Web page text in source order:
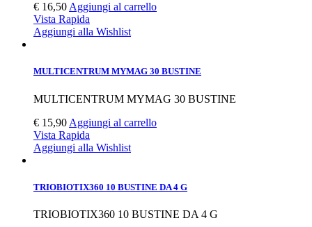
€ 16,50 Aggiungi al carrello
Vista Rapida
Aggiungi alla Wishlist
MULTICENTRUM MYMAG 30 BUSTINE
MULTICENTRUM MYMAG 30 BUSTINE
€ 15,90 Aggiungi al carrello
Vista Rapida
Aggiungi alla Wishlist
TRIOBIOTIX360 10 BUSTINE DA 4 G
TRIOBIOTIX360 10 BUSTINE DA 4 G